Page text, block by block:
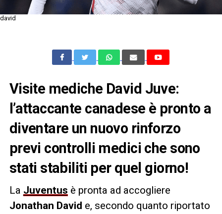
david
Visite mediche David Juve:
l’attaccante canadese è pronto a
diventare un nuovo rinforzo
previ controlli medici che sono
stati stabiliti per quel giorno!
La Juventus è pronta ad accogliere
Jonathan David e, secondo quanto riportato